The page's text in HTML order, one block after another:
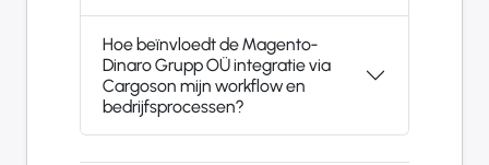
Hoe beïnvloedt de Magento-
Dinaro Grupp OÜ integratie via
Cargoson mijn workflow en
bedrijfsprocessen?